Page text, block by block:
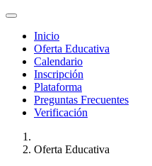
Inicio
Oferta Educativa
Calendario
Inscripción
Plataforma
Preguntas Frecuentes
Verificación
Oferta Educativa